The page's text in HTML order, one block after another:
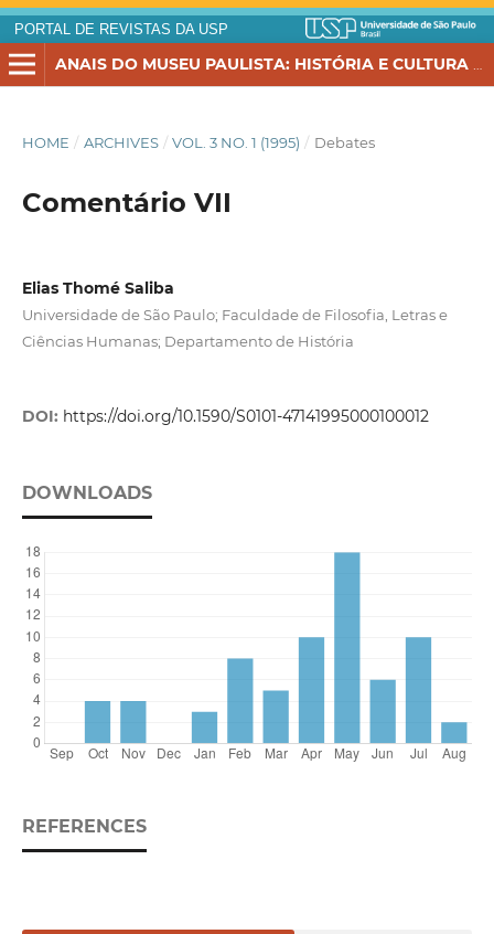
PORTAL DE REVISTAS DA USP
HOME / ARCHIVES / VOL. 3 NO. 1 (1995) / Debates
Comentário VII
Elias Thomé Saliba
Universidade de São Paulo; Faculdade de Filosofia, Letras e
Ciências Humanas; Departamento de História
DOI: https://doi.org/10.1590/S0101-47141995000100012
DOWNLOADS
REFERENCES